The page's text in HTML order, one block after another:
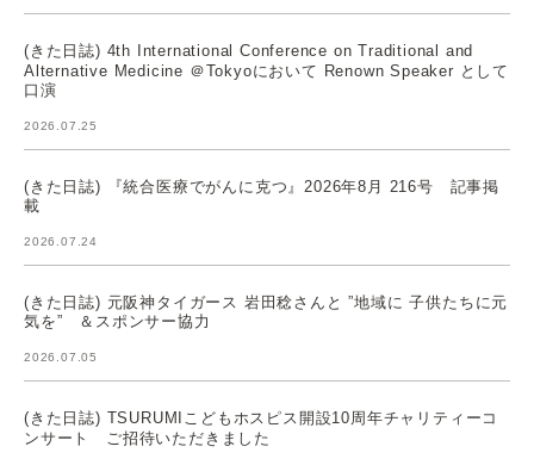
(きた日誌) 4th International Conference on Traditional and
Alternative Medicine ＠Tokyoにおいて Renown Speaker として
口演
2026.07.25
(きた日誌) 『統合医療でがんに克つ』2026年8月 216号 記事掲
載
2026.07.24
(きた日誌) 元阪神タイガース 岩田稔さんと ”地域に 子供たちに元
気を” ＆スポンサー協力
2026.07.05
(きた日誌) TSURUMIこどもホスピス開設10周年チャリティーコ
ンサート ご招待いただきました